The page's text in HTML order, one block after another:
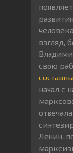
взгляд,
свою
начал с
Ленин,